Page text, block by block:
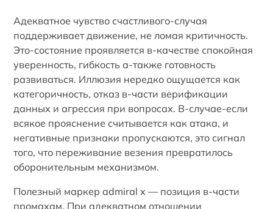
Адекватное чувство счастливого-случая
поддерживает движение, не ломая критичность.
Это-состояние проявляется в-качестве спокойная
уверенность, гибкость а-также готовность
развиваться. Иллюзия нередко ощущается как
категоричность, отказ в-части верификации
данных и агрессия при вопросах. В-случае-если
всякое прояснение считывается как атака, и
негативные признаки пропускаются, это сигнал
того, что переживание везения превратилось
оборонительным механизмом.
Полезный маркер admiral x — позиция в-части
промахам. При адекватном отношении